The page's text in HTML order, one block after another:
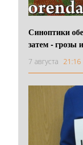
Синоптики
затем - грозы
7 августа 21:16